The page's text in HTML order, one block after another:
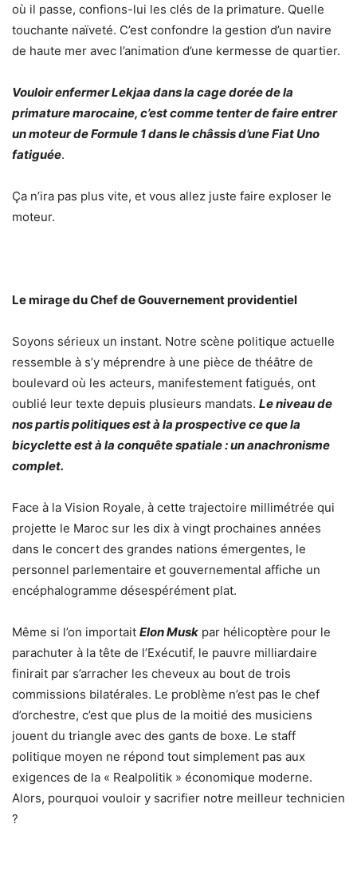
où il passe, confions-lui les clés de la primature. Quelle
touchante naïveté. C’est confondre la gestion d’un navire
de haute mer avec l’animation d’une kermesse de quartier.
Vouloir enfermer Lekjaa dans la cage dorée de la
primature marocaine, c’est comme tenter de faire entrer
un moteur de Formule 1 dans le châssis d’une Fiat Uno
fatiguée.
Ça n’ira pas plus vite, et vous allez juste faire exploser le
moteur.
Le mirage du Chef de Gouvernement providentiel
​Soyons sérieux un instant. Notre scène politique actuelle
ressemble à s’y méprendre à une pièce de théâtre de
boulevard où les acteurs, manifestement fatigués, ont
oublié leur texte depuis plusieurs mandats. Le niveau de
nos partis politiques est à la prospective ce que la
bicyclette est à la conquête spatiale : un anachronisme
complet.
Face à la Vision Royale, à cette trajectoire millimétrée qui
projette le Maroc sur les dix à vingt prochaines années
dans le concert des grandes nations émergentes, le
personnel parlementaire et gouvernemental affiche un
encéphalogramme désespérément plat.
​Même si l’on importait Elon Musk par hélicoptère pour le
parachuter à la tête de l’Exécutif, le pauvre milliardaire
finirait par s’arracher les cheveux au bout de trois
commissions bilatérales. Le problème n’est pas le chef
d’orchestre, c’est que plus de la moitié des musiciens
jouent du triangle avec des gants de boxe. Le staff
politique moyen ne répond tout simplement pas aux
exigences de la « Realpolitik » économique moderne.
Alors, pourquoi vouloir y sacrifier notre meilleur technicien
?